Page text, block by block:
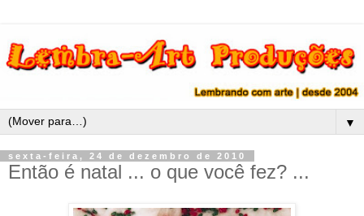
▼
sexta-feira, 24 de dezembro de 2010
Então é natal ... o que você fez? ...